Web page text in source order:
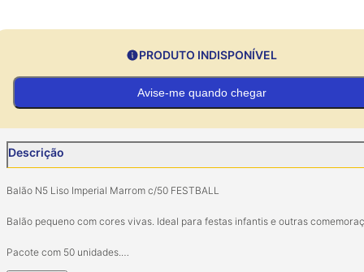
PRODUTO INDISPONÍVEL
Avise-me quando chegar
Descrição
Balão N5 Liso Imperial Marrom c/50 FESTBALL
Balão pequeno com cores vivas. Ideal para festas infantis e outras
Pacote com 50 unidades.